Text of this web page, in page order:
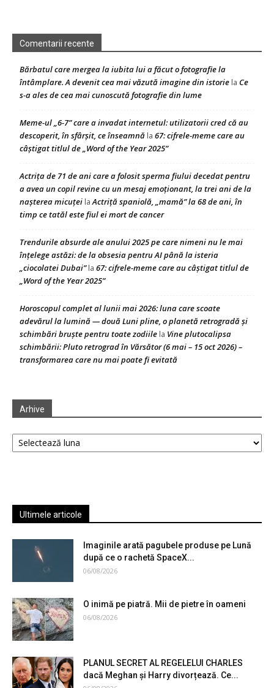
Comentarii recente
Bărbatul care mergea la iubita lui a făcut o fotografie la
întâmplare. A devenit cea mai văzută imagine din istorie la Ce
s-a ales de cea mai cunoscută fotografie din lume
Meme-ul „6-7” care a invadat internetul: utilizatorii cred că au
descoperit, în sfârșit, ce înseamnă la 67: cifrele-meme care au
câștigat titlul de „Word of the Year 2025”
Actrița de 71 de ani care a folosit sperma fiului decedat pentru
a avea un copil revine cu un mesaj emoționant, la trei ani de la
nașterea micuței laActriță spaniolă, „mamă” la 68 de ani, în
timp ce tatăl este fiul ei mort de cancer
Trendurile absurde ale anului 2025 pe care nimeni nu le mai
înțelege astăzi: de la obsesia pentru AI până la isteria
„ciocolatei Dubai”la 67: cifrele-meme care au câștigat titlul de
„Word of the Year 2025”
Horoscopul complet al lunii mai 2026: luna care scoate
adevărul la lumină — două Luni pline, o planetă retrogradă și
schimbări bruște pentru toate zodiile la Vine plutocalipsa
schimbării: Pluto retrograd în Vărsător (6 mai – 15 oct 2026) –
transformarea care nu mai poate fi evitată
Arhive
Arhive
Ultimele articole
Imaginile arată pagubele produse pe Lună
după ce o rachetă SpaceX...
06/08/2026
O inimă pe piatră. Mii de pietre în oameni
06/08/2026
PLANUL SECRET AL REGELELUI CHARLES
dacă Meghan și Harry divorțează. Ce...